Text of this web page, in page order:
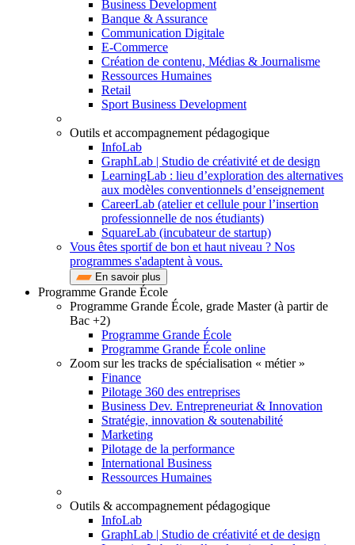
Business Development
Banque & Assurance
Communication Digitale
E-Commerce
Création de contenu, Médias & Journalisme
Ressources Humaines
Retail
Sport Business Development
Outils et accompagnement pédagogique
InfoLab
GraphLab | Studio de créativité et de design
LearningLab : lieu d’exploration des alternatives
aux modèles conventionnels d’enseignement
CareerLab (atelier et cellule pour l’insertion
professionnelle de nos étudiants)
SquareLab (incubateur de startup)
Vous êtes sportif de bon et haut niveau ? Nos
programmes s'adaptent à vous.
En savoir plus
Programme Grande École
Programme Grande École, grade Master (à partir de
Bac +2)
Programme Grande École
Programme Grande École online
Zoom sur les tracks de spécialisation « métier »
Finance
Pilotage 360 des entreprises
Business Dev. Entrepreneuriat & Innovation
Stratégie, innovation & soutenabilité
Marketing
Pilotage de la performance
International Business
Ressources Humaines
Outils & accompagnement pédagogique
InfoLab
GraphLab | Studio de créativité et de design